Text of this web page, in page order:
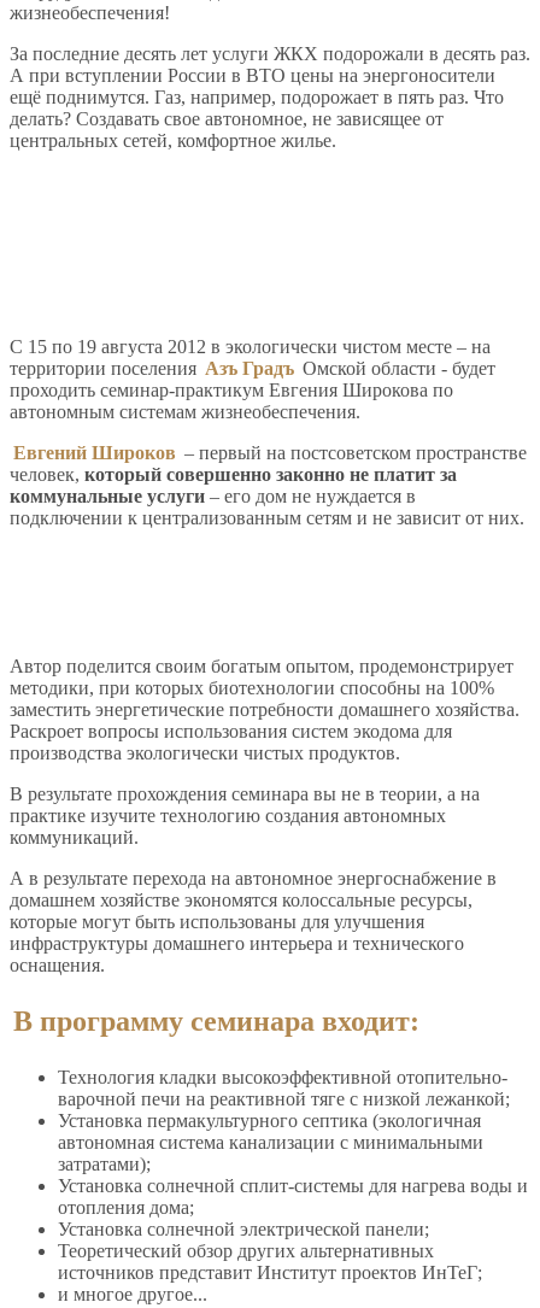
жизнеобеспечения!
За последние десять лет услуги ЖКХ подорожали в десять раз.
А при вступлении России в ВТО цены на энергоносители
ещё поднимутся. Газ, например, подорожает в пять раз. Что
делать? Создавать свое автономное, не зависящее от
центральных сетей, комфортное жилье.
С 15 по 19 августа 2012 в экологически чистом месте – на
территории поселения Азъ Градъ Омской области - будет
проходить семинар-практикум Евгения Широкова по
автономным системам жизнеобеспечения.
Евгений Широков – первый на постсоветском пространстве
человек, который совершенно законно не платит за
коммунальные услуги – его дом не нуждается в
подключении к централизованным сетям и не зависит от них.
Автор поделится своим богатым опытом, продемонстрирует
методики, при которых биотехнологии способны на 100%
заместить энергетические потребности домашнего хозяйства.
Раскроет вопросы использования систем экодома для
производства экологически чистых продуктов.
В результате прохождения семинара вы не в теории, а на
практике изучите технологию создания автономных
коммуникаций.
А в результате перехода на автономное энергоснабжение в
домашнем хозяйстве экономятся колоссальные ресурсы,
которые могут быть использованы для улучшения
инфраструктуры домашнего интерьера и технического
оснащения.
В программу семинара входит:
Технология кладки высокоэффективной отопительно-
варочной печи на реактивной тяге с низкой лежанкой;
Установка пермакультурного септика (экологичная
автономная система канализации с минимальными
затратами);
Установка солнечной сплит-системы для нагрева воды и
отопления дома;
Установка солнечной электрической панели;
Теоретический обзор других альтернативных
источников представит Институт проектов ИнТеГ;
и многое другое...